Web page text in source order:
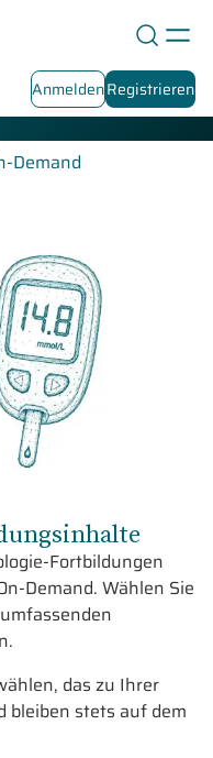
AnmeldenRegistrieren
Demand
Fortbildungen
Demand. Wählen Sie
das zu Ihrer
bleiben stets auf dem